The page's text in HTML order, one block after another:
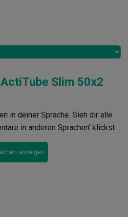
ActiTube Slim 50x2
in deiner Sprache. Sieh dir alle
in anderen Sprachen‘ klickst.
anzeigen